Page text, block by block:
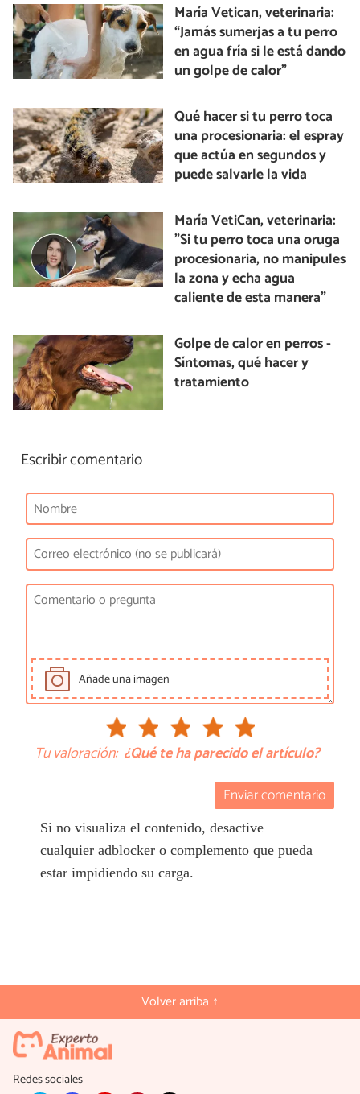
María Vetican, veterinaria:
“Jamás sumerjas a tu perro
en agua fría si le está dando
un golpe de calor”
Qué hacer si tu perro toca
una procesionaria: el espray
que actúa en segundos y
puede salvarle la vida
María VetiCan, veterinaria:
"Si tu perro toca una oruga
procesionaria, no manipules
la zona y echa agua
caliente de esta manera"
Golpe de calor en perros -
Síntomas, qué hacer y
tratamiento
Escribir comentario
Añade una imagen
Tu valoración: ¿Qué te ha parecido el artículo?
Enviar comentario
Si no visualiza el contenido, desactive
cualquier adblocker o complemento que pueda
estar impidiendo su carga.
Volver arriba ↑
Redes sociales